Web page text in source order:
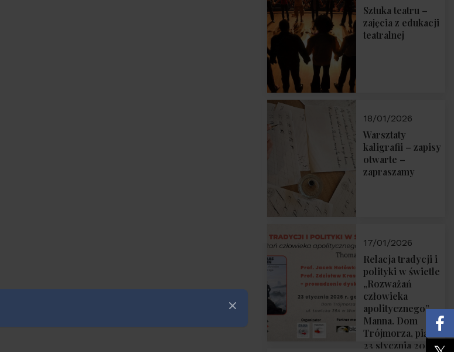
Sztuka teatru –
zajęcia z edukacji
teatralnej
18/01/2026
Warsztaty
kaligrafii – zapisy
otwarte –
zapraszamy
17/01/2026
Relacja tradycji i
polityki w świetle
„Rozważań
człowieka
apolitycznego”
Manna. Dom
Trójmorza, piątek
23 stycznia 2026
Zamknij